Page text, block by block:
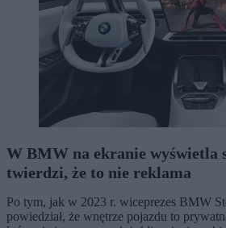
W BMW na ekranie wyświetla
twierdzi, że to nie reklama
Po tym, jak w 2023 r. wiceprezes BMW
powiedział, że wnętrze pojazdu to